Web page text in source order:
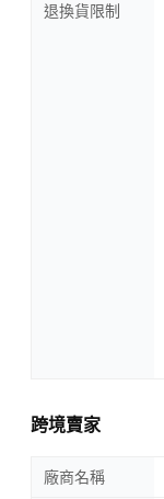
退換貨限制
跨境賣家
廠商名稱